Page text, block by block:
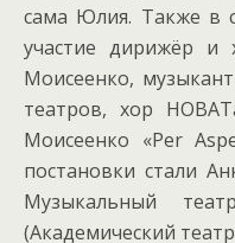
сама Юлия. Также в
участие дирижёр и
Моисеенко,
театров, хор
Моисеенко «Per
постановки стали
Музыкальный
(Академический